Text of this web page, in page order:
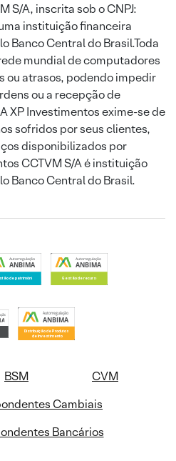
S/A, inscrita sob o CNPJ:
instituição financeira
Banco Central do Brasil.Toda
mundial de computadores
ou atrasos, podendo impedir
ou a recepção de
XP Investimentos exime-se de
sofridos por seus clientes,
disponibilizados por
CCTVM S/A é instituição
Banco Central do Brasil.
BSM
CVM
Cambiais
Bancários